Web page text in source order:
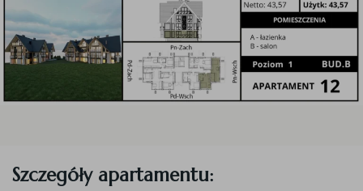
Szczegóły apartamentu: